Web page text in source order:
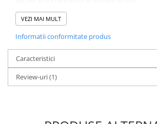
Sailor Moon
Harry Potter
Star Trek
Fallout
Stranger Things
Retro Arcade – Jocuri, Console si
Daca o amenintare apare de mai multe ori,
misiunea. Echipa trebie sa joace amenintarile
secrete pe parcursul jocului.
Planificarea, lucrul in echipa si un pic de
care au nevoie jucatorii pentru a castiga in
VEZI MAI MULT
Informatii conformitate produs
Caracteristici
Review-uri(1)